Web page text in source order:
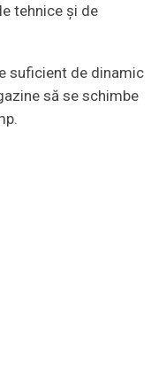
tehnice şi de
suficient de dinamic
să se schimbe